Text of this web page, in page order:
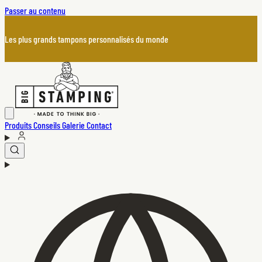
Passer au contenu
Les plus grands tampons personnalisés du monde
ProduitsConseilsGalerie Contact